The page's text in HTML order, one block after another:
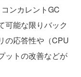
ンカレントGC
可能な限りバック
の応答性や（CPU
ットの改善などが